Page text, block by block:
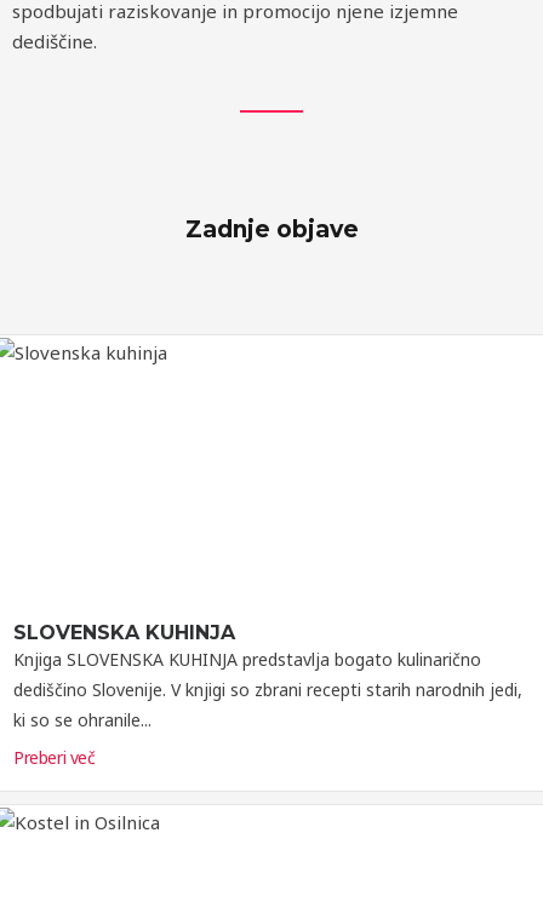
spodbujati raziskovanje in promocijo njene izjemne
dediščine.
Zadnje objave
SLOVENSKA KUHINJA
Knjiga SLOVENSKA KUHINJA predstavlja bogato kulinarično
dediščino Slovenije. V knjigi so zbrani recepti starih narodnih jedi,
ki so se ohranile...
Preberi več